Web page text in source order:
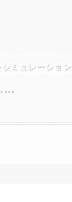
ミュレーション